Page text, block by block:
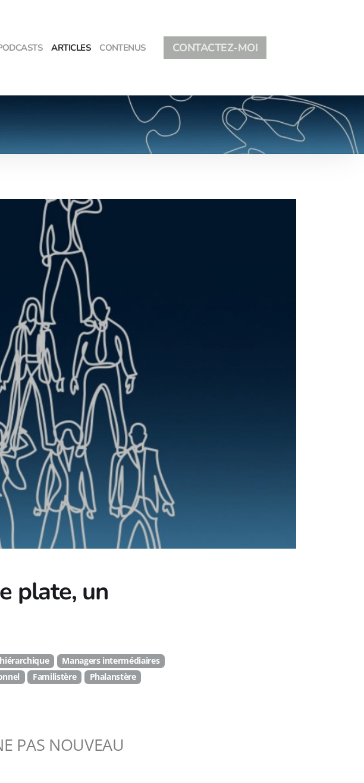
ARTICLES CONTENUS CONTACTEZ-MOI
plate, un
Managers intermédiaires
Familistère
Phalanstère
PAS NOUVEAU